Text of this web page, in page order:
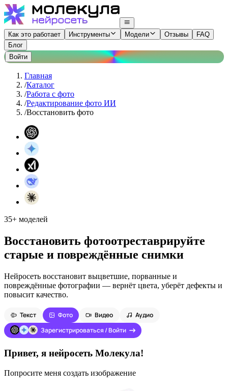
Как это работает Инструменты Модели Отзывы
FAQ
Блог
Войти
Главная
/Каталог
/Работа с фото
/Редактирование фото ИИ
/Восстановить фото
35+ моделей
Восстановить фотоотреставрируйте
старые и повреждённые снимки
Нейросеть восстановит выцветшие, порванные и
повреждённые фотографии — вернёт цвета, уберёт дефекты и
повысит качество.
Текст Фото Видео
Аудио
Зарегистрироваться / Войти
Привет, я нейросеть Молекула!
Попросите меня создать изображение